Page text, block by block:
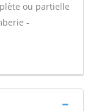
ou partielle
-